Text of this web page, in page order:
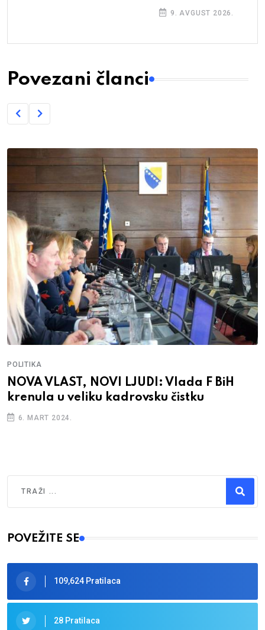
9. AVGUST 2026.
Povezani članci
POLITIKA
NOVA VLAST, NOVI LJUDI: Vlada F BiH
krenula u veliku kadrovsku čistku
6. MART 2024.
Type 2 or more characters for results.
POVEŽITE SE
109,624 Pratilaca
28 Pratilaca